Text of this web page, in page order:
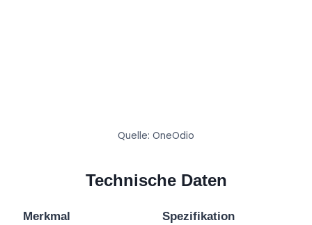
Quelle: OneOdio
Technische Daten
Merkmal Spezifikation